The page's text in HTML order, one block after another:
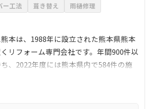
ー工法 葺き替え
雨樋修理
本は、1988年に設立された熊本県熊本
リフォーム専門会社です。年間900件以
、2022年度には熊本県内で584件の施
ます。屋根修理を含む住宅リフォーム
ています。自社施工体制を採用し、営